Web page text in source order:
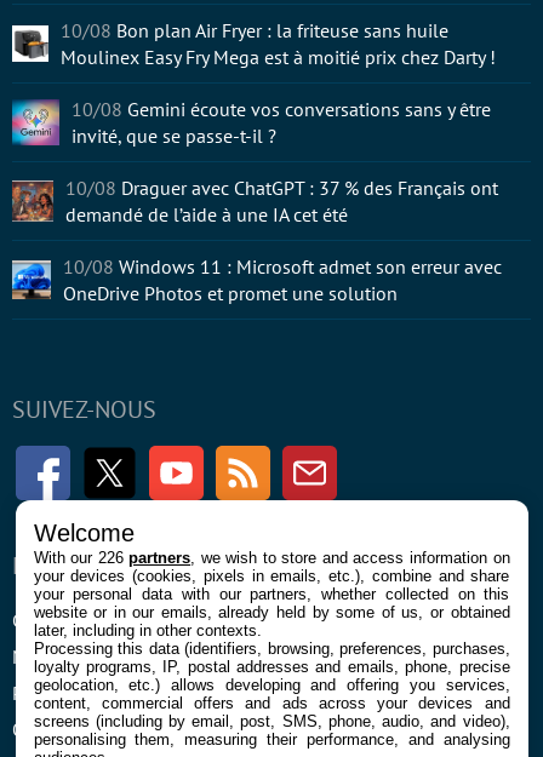
SUIVEZ-NOUS
FacebookTwitter Youtube RSS Newsletter
ENTREPRISE
Confidentialité et Cookies
Mentions légales et CGU
Préférences Cookies
Qui sommes nous
À PROPOS
Contact
10/08 Bon plan Air Fryer : la friteuse sans huile
Moulinex Easy Fry Mega est à moitié prix chez Darty !
10/08 Gemini écoute vos conversations sans y être
invité, que se passe-t-il ?
10/08 Draguer avec ChatGPT : 37 % des Français ont
demandé de l’aide à une IA cet été
10/08 Windows 11 : Microsoft admet son erreur avec
OneDrive Photos et promet une solution
Welcome
With our 226partners , we wish to store and access information on
your devices (cookies, pixels in emails, etc.), combine and share
your personal data with our partners, whether collected on this
website or in our emails, already held by some of us, or obtained
later, including in other contexts.
Processing this data (identifiers, browsing, preferences, purchases,
loyalty programs, IP, postal addresses and emails, phone, precise
geolocation, etc.) allows developing and offering you services,
content, commercial offers and ads across your devices and
screens (including by email, post, SMS, phone, audio, and video),
personalising them, measuring their performance, and analysing